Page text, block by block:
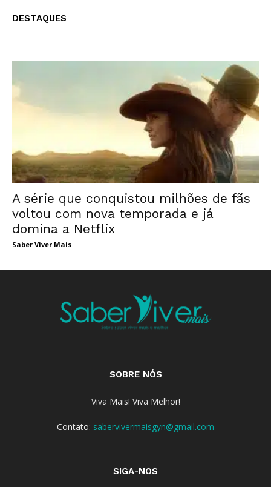
DESTAQUES
A série que conquistou milhões de fãs
voltou com nova temporada e já
domina a Netflix
Saber Viver Mais
SOBRE NÓS
Viva Mais! Viva Melhor!
Contato: sabervivermaisgyn@gmail.com
SIGA-NOS